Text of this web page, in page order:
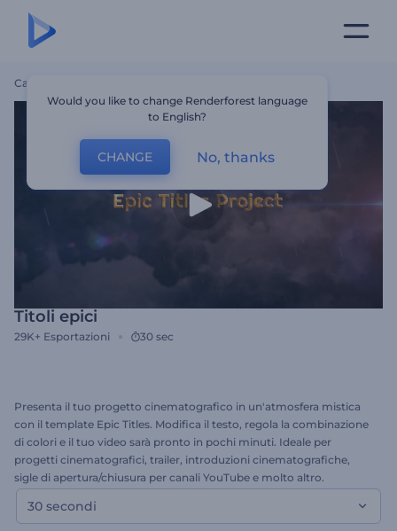
Casa
Titoli epici
29K+ Esportazioni 30 sec
Presenta il tuo progetto cinematografico in un'atmosfera mistica
con il template Epic Titles. Modifica il testo, regola la combinazione
di colori e il tuo video sarà pronto in pochi minuti. Ideale per
progetti cinematografici, trailer, introduzioni cinematografiche,
sigle di apertura/chiusura per canali YouTube e molto altro.
Trasforma la finzione in realtà. Prova subito questo template!
30 secondi
Would you like to change Renderforest language
to English?
CHANGE No, thanks